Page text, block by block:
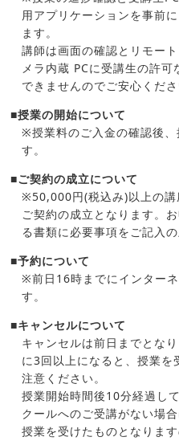
用アプリケーションを事前
ます。
講師は画面の確認とリモー
メラ内蔵 PCに受講生の許
できませんのでご安心くださ
■授業の開始について
※授業料のご入金の確認後、
す。
■ご契約の成立について
※50,000円(税込み)以上の講
ご契約の成立となります。
る書類に必要事項をご記入
■予約について
※前日16時までにインター
す。
■キャンセルについて
キャンセルは前日までとな
に3回以上になると、授業を
注意ください。
授業開始時間後10分経過し
クールへのご受講がない場
授業を受けたものとなります